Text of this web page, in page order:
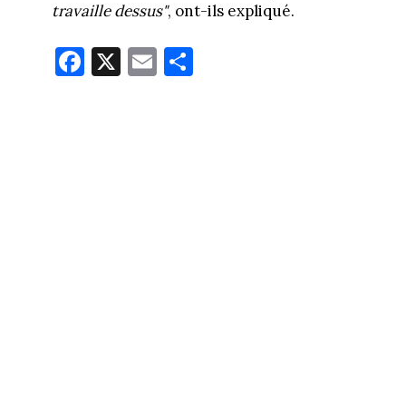
travaille dessus", ont-ils expliqué.
Fa
ce
X E
m
Pa
rt